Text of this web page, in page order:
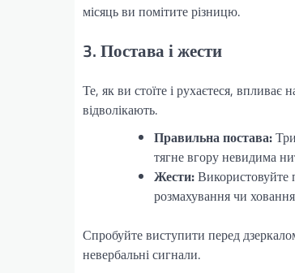
місяць ви помітите різницю.
3. Постава і жести
Те, як ви стоїте і рухаєтеся,
відволікають.
Правильна постава:
тягне вгору невидима
Жести:Використовуйте
розмахування чи
Спробуйте виступити перед
невербальні сигнали.